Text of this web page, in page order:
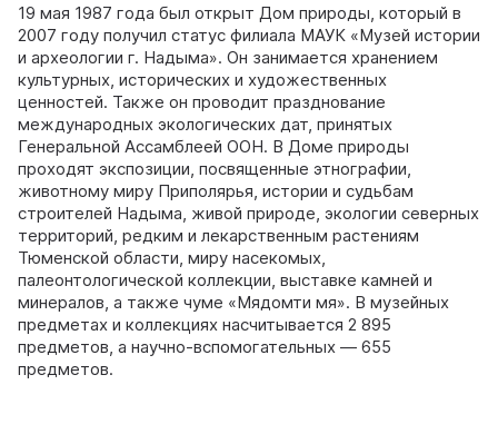
19 мая 1987 года был открыт Дом природы, который в
2007 году получил статус филиала МАУК «Музей истории
и археологии г. Надыма». Он занимается хранением
культурных, исторических и художественных
ценностей. Также он проводит празднование
международных экологических дат, принятых
Генеральной Ассамблеей ООН. В Доме природы
проходят экспозиции, посвященные этнографии,
животному миру Приполярья, истории и судьбам
строителей Надыма, живой природе, экологии северных
территорий, редким и лекарственным растениям
Тюменской области, миру насекомых,
палеонтологической коллекции, выставке камней и
минералов, а также чуме «Мядомти мя». В музейных
предметах и коллекциях насчитывается 2 895
предметов, а научно-вспомогательных — 655
предметов.